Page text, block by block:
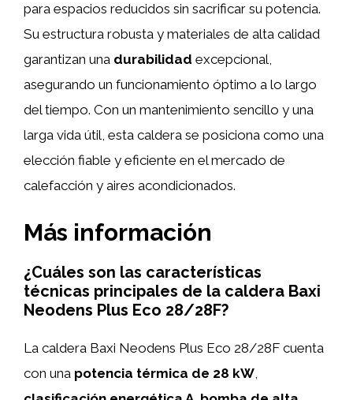
para espacios reducidos sin sacrificar su potencia.
Su estructura robusta y materiales de alta calidad
garantizan una durabilidad excepcional,
asegurando un funcionamiento óptimo a lo largo
del tiempo. Con un mantenimiento sencillo y una
larga vida útil, esta caldera se posiciona como una
elección fiable y eficiente en el mercado de
calefacción y aires acondicionados.
Más información
¿Cuáles son las características
técnicas principales de la caldera Baxi
Neodens Plus Eco 28/28F?
La caldera Baxi Neodens Plus Eco 28/28F cuenta
con una potencia térmica de 28 kW